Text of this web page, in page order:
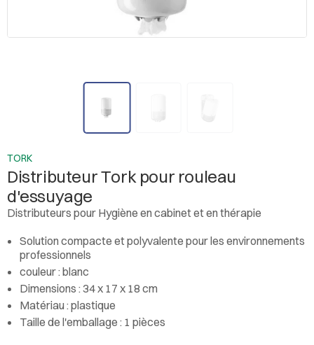
TORK
Distributeur Tork pour rouleau
d'essuyage
Distributeurs pour Hygiène en cabinet et en thérapie
Solution compacte et polyvalente pour les environnements
professionnels
couleur : blanc
Dimensions : 34 x 17 x 18 cm
Matériau : plastique
Taille de l'emballage : 1 pièces